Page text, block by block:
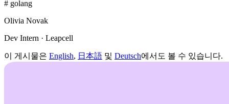
# golang
Olivia Novak
Dev Intern · Leapcell
이 게시물은 English, 日本語 및 Deutsch에서도 볼 수 있습니다.